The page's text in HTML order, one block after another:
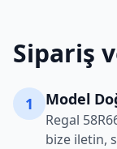
Sipariş
1 Model
Regal
bize iletin,